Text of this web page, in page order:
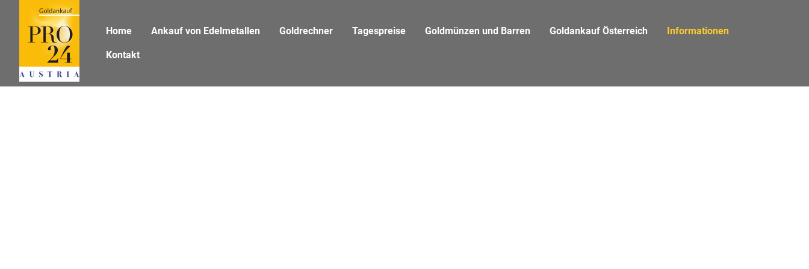
Zum Inhaltsbereich
Zum Seitenende
Home Ankauf von Edelmetallen Goldrechner Tagespreise Goldmünzen und Barren Goldankauf Österreich Informationen
Kontakt